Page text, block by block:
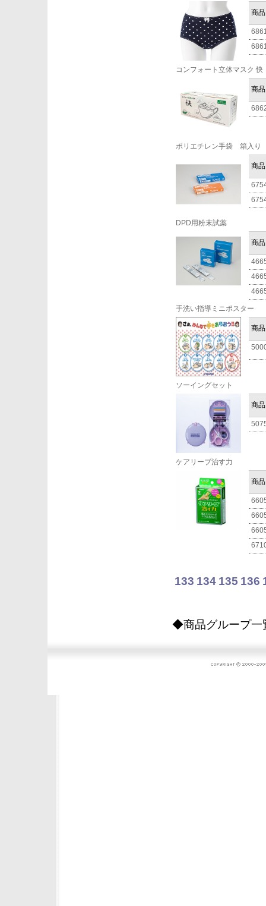
商
コンフォート立体マスク 快
商
ポリエチレン手袋 箱入り
商
DPD用粉末試薬
商
手洗い指導ミニポスター
商
ソーイングセット
商
ケアリーブ治す力
商
133 134 135 136
◆商品グループ一